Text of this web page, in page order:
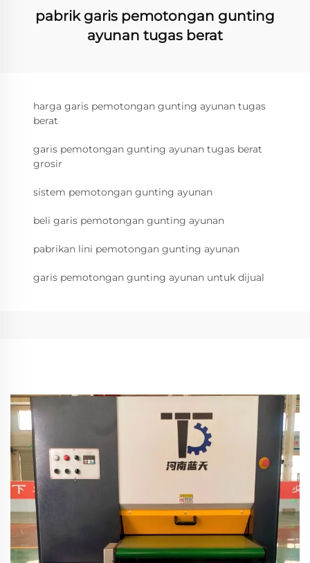
pabrik garis pemotongan gunting
ayunan tugas berat
harga garis pemotongan gunting ayunan tugas
berat
garis pemotongan gunting ayunan tugas berat
grosir
sistem pemotongan gunting ayunan
beli garis pemotongan gunting ayunan
pabrikan lini pemotongan gunting ayunan
garis pemotongan gunting ayunan untuk dijual